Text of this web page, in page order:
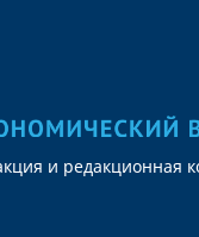
и редакционная